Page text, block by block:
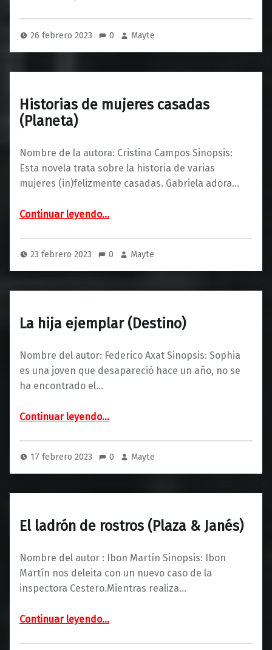
26 febrero 2023 0 Mayte
Historias de mujeres casadas
(Planeta)
Nombre de la autora: Cristina Campos Sinopsis:
Esta novela trata sobre la historia de varias
mujeres (in)felizmente casadas. Gabriela adora…
Continuar leyendo…
23 febrero 2023 0 Mayte
La hija ejemplar (Destino)
Nombre del autor: Federico Axat Sinopsis: Sophia
es una joven que desapareció hace un año, no se
ha encontrado el…
Continuar leyendo…
17 febrero 2023 0 Mayte
El ladrón de rostros (Plaza & Janés)
Nombre del autor : Ibon Martín Sinopsis: Ibon
Martín nos deleita con un nuevo caso de la
inspectora Cestero.Mientras realiza…
Continuar leyendo“El ladrón de rostros (Plaza & Janés)”
…